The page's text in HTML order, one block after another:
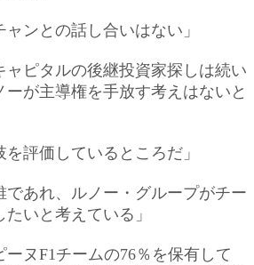
ャンとの話し合いはない」
ャピタルの後継投資家探しは続い
ーが主導権を手放す考えはないと
を評価しているところだ」
であれ、ルノー・グループがチー
いと考えている」
ヌF1チームの76％を保有して